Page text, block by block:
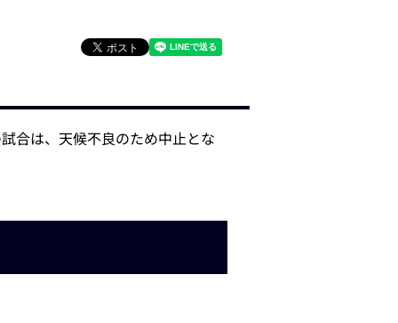
合は、天候不良のため中止とな